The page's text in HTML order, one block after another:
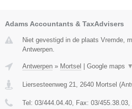
Adams Accountants & TaxAdvisers
Niet gevestigd in de plaats Vremde,
Antwerpen.
Antwerpen » Mortsel Google maps ▼
Liersesteenweg 21 2640 Mortsel (
Tel: 03/444.04.40 , Fax: 03/455.38.03